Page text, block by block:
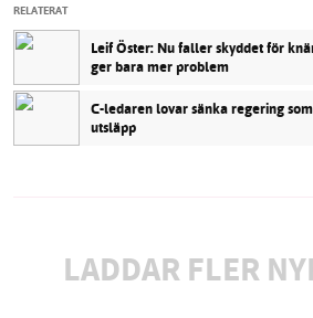
RELATERAT
Leif Öster: Nu faller skyddet för
ger bara mer problem
C-ledaren lovar sänka regering
utsläpp
LADDAR FLER